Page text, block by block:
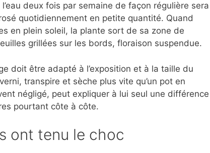
deux fois par semaine de façon régulière sera
quotidiennement en petite quantité. Quand
en plein soleil, la plante sort de sa zone de
grillées sur les bords, floraison suspendue.
doit être adapté à l’exposition et à la taille du
transpire et sèche plus vite qu’un pot en
négligé, peut expliquer à lui seul une différence
pourtant côte à côte.
ont tenu le choc